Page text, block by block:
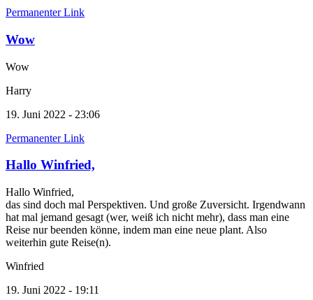
Permanenter Link
Wow
Wow
Harry
19. Juni 2022 - 23:06
Permanenter Link
Hallo Winfried,
Hallo Winfried,
das sind doch mal Perspektiven. Und große Zuversicht. Irgendwann
hat mal jemand gesagt (wer, weiß ich nicht mehr), dass man eine
Reise nur beenden könne, indem man eine neue plant. Also
weiterhin gute Reise(n).
Winfried
19. Juni 2022 - 19:11